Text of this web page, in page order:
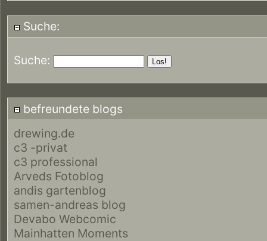
Suche:
Suche:
befreundete blogs
drewing.de
c3 -privat
c3 professional
Arveds Fotoblog
andis gartenblog
samen-andreas blog
Devabo Webcomic
Mainhatten Moments